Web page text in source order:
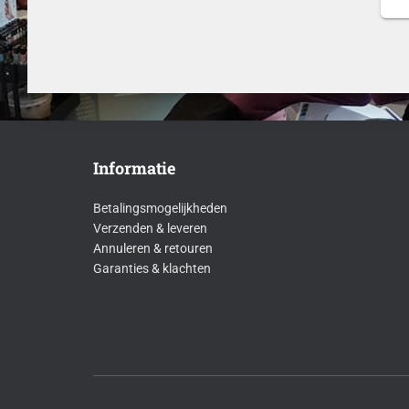
Informatie
Betalingsmogelijkheden
Verzenden & leveren
Annuleren & retouren
Garanties & klachten